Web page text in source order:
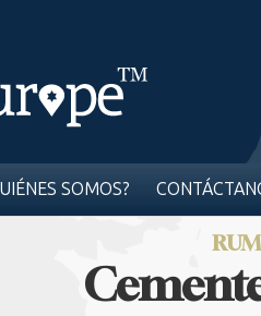
SOMOS?